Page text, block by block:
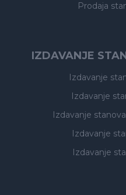
Prodaja
IZDAVANJE
Izdavanje
Izdavanje
Izdavanje stanova
Izdavanje
Izdavanje